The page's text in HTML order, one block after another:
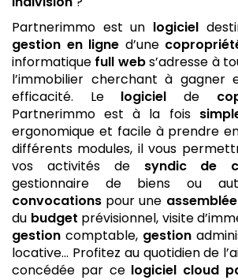
Partnerimmo est un logiciel
gestion en ligne d’une
informatique full webs’adresse à
l’immobilier cherchant à
efficacité. Le logiciel de
Partnerimmo est à la fois
ergonomique et facile à prendre
différents modules, il vous
vos activités de syndic de
gestionnaire de biens ou
convocations pour une
du budget prévisionnel, visite
gestion comptable, gestion
locative… Profitez au quotidien de
concédée par ce logiciel cloud